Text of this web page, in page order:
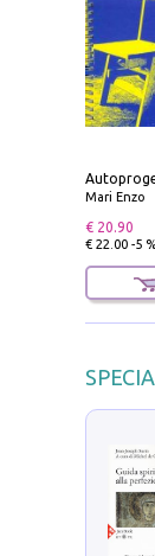
Mari Enzo
€ 20.90
€ 22.00 -5 %